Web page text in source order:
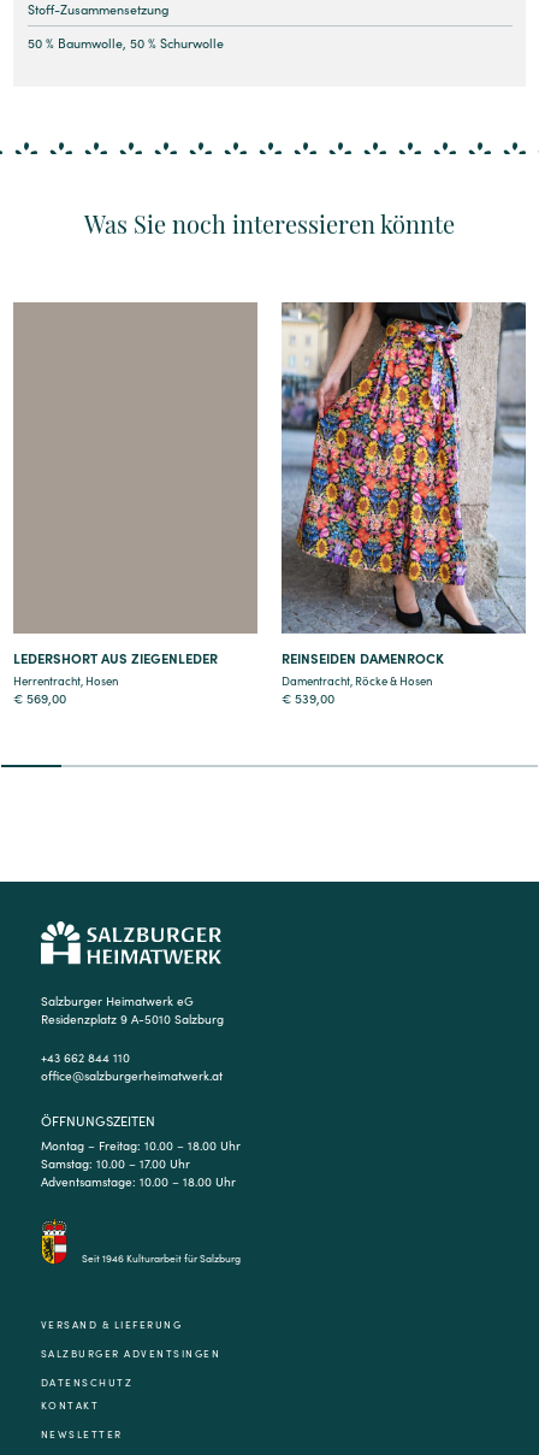
Stoff-Zusammensetzung
50 % Baumwolle, 50 % Schurwolle
Was Sie noch interessieren könnte
LEDERSHORT AUS ZIEGENLEDER
Herrentracht, Hosen
€ 569,00
Details
REINSEIDEN DAMENROCK
Damentracht, Röcke & Hosen
€ 539,00
Salzburger Heimatwerk eG
Residenzplatz 9 A-5010 Salzburg
+43 662 844 110
office@salzburgerheimatwerk.at
ÖFFNUNGSZEITEN
Montag – Freitag: 10.00 – 18.00 Uhr
Samstag: 10.00 – 17.00 Uhr
Adventsamstage: 10.00 – 18.00 Uhr
Seit 1946 Kulturarbeit für Salzburg
VERSAND & LIEFERUNG
SALZBURGER ADVENTSINGEN
DATENSCHUTZ
KONTAKT
NEWSLETTER